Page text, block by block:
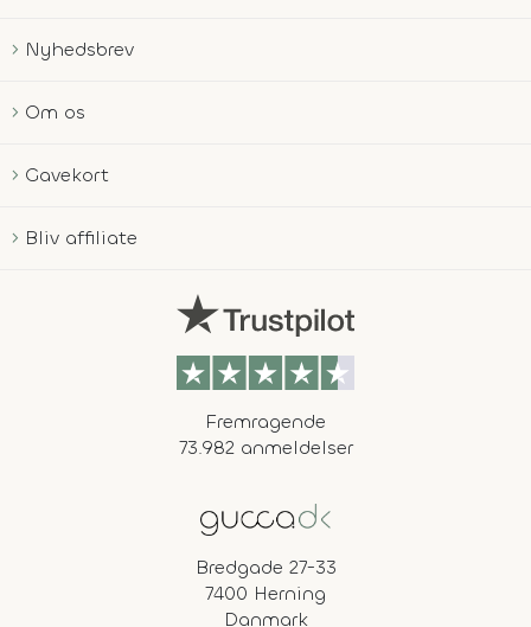
Nyhedsbrev
Om os
Gavekort
Bliv affiliate
Fremragende
73.982 anmeldelser
Bredgade 27-33
7400 Herning
Danmark